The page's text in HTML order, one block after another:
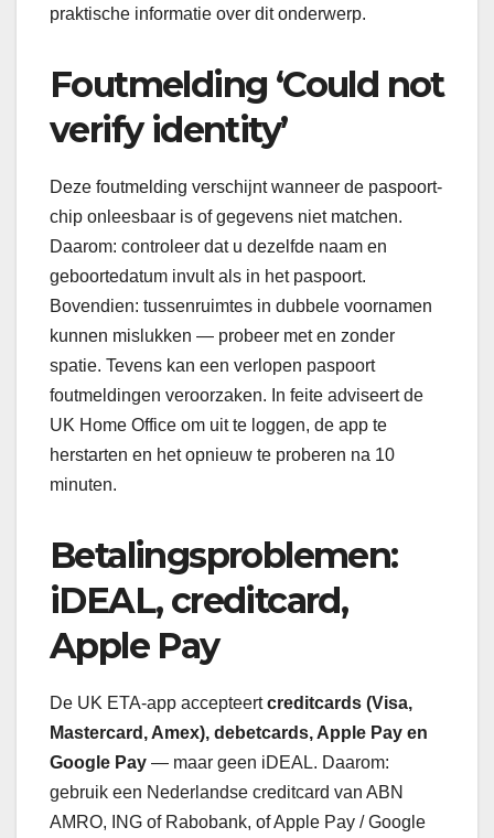
praktische informatie over dit onderwerp.
Foutmelding ‘Could not
verify identity’
Deze foutmelding verschijnt wanneer de paspoort-
chip onleesbaar is of gegevens niet matchen.
Daarom: controleer dat u dezelfde naam en
geboortedatum invult als in het paspoort.
Bovendien: tussenruimtes in dubbele voornamen
kunnen mislukken — probeer met en zonder
spatie. Tevens kan een verlopen paspoort
foutmeldingen veroorzaken. In feite adviseert de
UK Home Office om uit te loggen, de app te
herstarten en het opnieuw te proberen na 10
minuten.
Betalingsproblemen:
iDEAL, creditcard,
Apple Pay
De UK ETA-app accepteertcreditcards (Visa,
Mastercard, Amex), debetcards, Apple Pay en
Google Pay — maar geen iDEAL. Daarom:
gebruik een Nederlandse creditcard van ABN
AMRO, ING of Rabobank, of Apple Pay / Google